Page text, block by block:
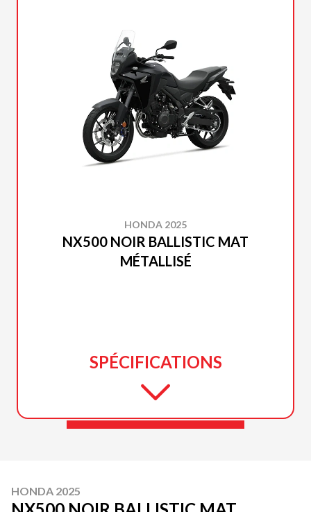
HONDA 2025
NX500 NOIR BALLISTIC MAT
MÉTALLISÉ
SPÉCIFICATIONS
HONDA 2025